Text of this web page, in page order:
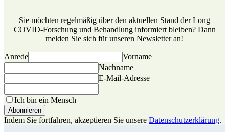
Sie möchten regelmäßig über den aktuellen Stand der Long
COVID-Forschung und Behandlung informiert bleiben? Dann
melden Sie sich für unseren Newsletter an!
Anrede
Vorname
Nachname
E-Mail-Adresse
Ich bin ein Mensch
Indem Sie fortfahren, akzeptieren Sie unsere Datenschutzerklärung.